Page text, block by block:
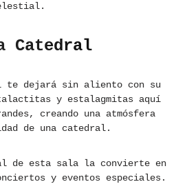
Catedral
te dejará sin aliento con su
y estalagmitas aquí
creando una atmósfera
de una catedral.
de esta sala la convierte en
y eventos especiales.